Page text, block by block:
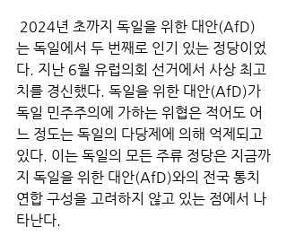
는 독일에서 두 번째로 인기 있는 정당이었
다. 지난 6월 유럽의회 선거에서 사상 최고
치를 경신했다. 독일을 위한 대안(AfD)가
독일 민주주의에 가하는 위협은 적어도 어
느 정도는 독일의 다당제에 의해 억제되고
있다. 이는 독일의 모든 주류 정당은 지금까
지 독일을 위한 대안(AfD)와의 전국 통치
연합 구성을 고려하지 않고 있는 점에서 나
타난다.